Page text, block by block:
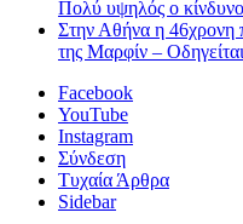
Πολύ υψηλός ο
Στην Αθήνα η 46χρονη
της Μαρφίν –
Facebook
YouTube
Instagram
Σύνδεση
Τυχαία Άρθρα
Sidebar